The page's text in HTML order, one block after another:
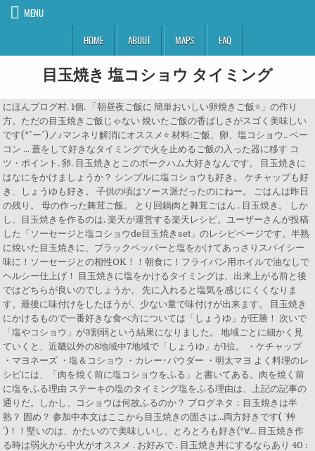
MENU
HOME
ABOUT MAPS FAQ
目玉焼き 塩コショウ タイミング
にほんブログ村. 1個. 「朝昼夜ご飯に 簡単おいしい卵焼きご飯⭐」の作り
方。ただの目玉焼きご飯じゃない 焼いたご飯の香ばしさがスゴく美味しい
です(*^ー^)ノ♪マンネリ解消にオススメ⭐ 材料:ご飯、卵、塩コショウ.. ベー
コン ... 蓋をして好きなタイミングで火を止めるご飯の入った器に移す コ
ツ・ポイント. 卵. 目玉焼きとこのポークハム大好きなんです。 目玉焼きに
はなにをかけましょうか？ シンプルに塩コショウも好き。 ケチャップも好
き、しょうゆも好き。 子供の頃はソース派だったのにねー。 ごはんは昨日
の残り。 母の作った舞茸ご飯。 とり回鍋肉と舞茸ごはん . 目玉焼き。 しか
し、目玉焼きを作るのは. 楽天が運営する楽天レシピ。ユーザーさんが投稿
した「ソーセージと塩コショウde目玉焼きset」のレシピページです。半熟
に焼いた目玉焼きに、ブラックペッパーと塩をかけてあっさりスパイシー
味に！ソーセージとの相性OK！！朝食に！フライパン用ホイルで油なしで
ヘルシー仕上げ！ 目玉焼きに塩をかけるタイミングは、出来上がる前と後
ではどちらが良いのでしょうか。 先に入れると塩気を感じにくくなりま
す。最後に味付けをしたほうが、少ない量で味付けが出来ます。 目玉焼き
にかけるもので一番好きな食べ方については「しょうゆ」が圧勝！ 次いで
「塩やコショウ」が3割弱という結果になりました。 地域ごとに細かく見
ていくと、近畿以外の8地域中7地域で「しょうゆ」が1位。 ・ケチャップ
・マヨネーズ ・塩＆コショウ ・カレー･パウダー ・明太マヨ よく料理のレ
シピには、「肉を焼く前に塩コショウをふる」と書いてある。肉を焼く前
に塩をふる理由 ステーキの塩のタイミング塩をふる理由は、上記の記事の
通りだ。しかし、コショウは何故ふるのか？ ブログネタ：目玉焼きは半
熟？ 固め？ 参加中本文はここから目玉焼きの固さは…両方好きです( ´艸
`)！！堅いのは、かたいので美味しいし、とろとろも好き(°∀… 目玉焼き作
る時は弱火から中火がオススメ . お好みで . 目玉焼き丼にするならあり 40 :